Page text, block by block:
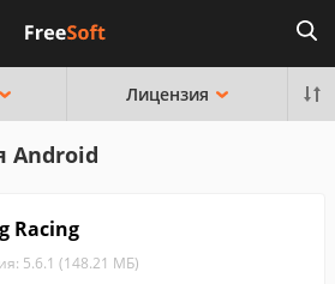
Лицензия
Android
Racing
5.6.1 (148.21 МБ)